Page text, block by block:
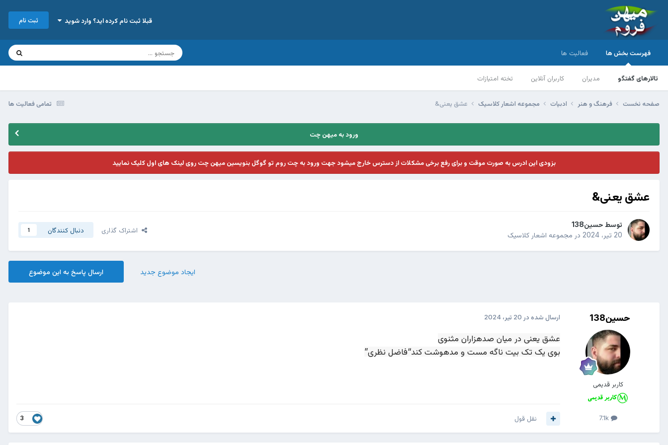
قبلا ثبت نام کرده اید؟ وارد شوید ثبت نام
فهرست بخش ها
تالارهای گفتگو مدیران کاربران آنلاین تخته امتیازات
فعالیت ها
تمامی فعالیت ها صفحه نخست فرهنگ و هنر ادبیات مجموعه اشعار کلاسیک عشق یعنی&
ورود به میهن چت
بزودی این ادرس به صورت موقت و برای رفع برخی مشکلات از دسترس خارج میشود جهت ورود به چت روم تو گوگل بنویسین میهن چت روی لینک های اول کلیک نمایید
عشق یعنی&
توسط حسین138
20 تیر، 2024
در مجموعه اشعار کلاسیک
اشتراک گذاری دنبال کنندگان 1
ارسال پاسخ به این موضوع ایجاد موضوع جدید
حسین138
کاربر قدیمی
7.1k
ارسال شده در 20 تیر، 2024
عشق یعنی در میان صدهزاران مثنوی
بوی یک تک بیت ناگه مست و مدهوشت کند“فاضل نظری”
3 نقل قول